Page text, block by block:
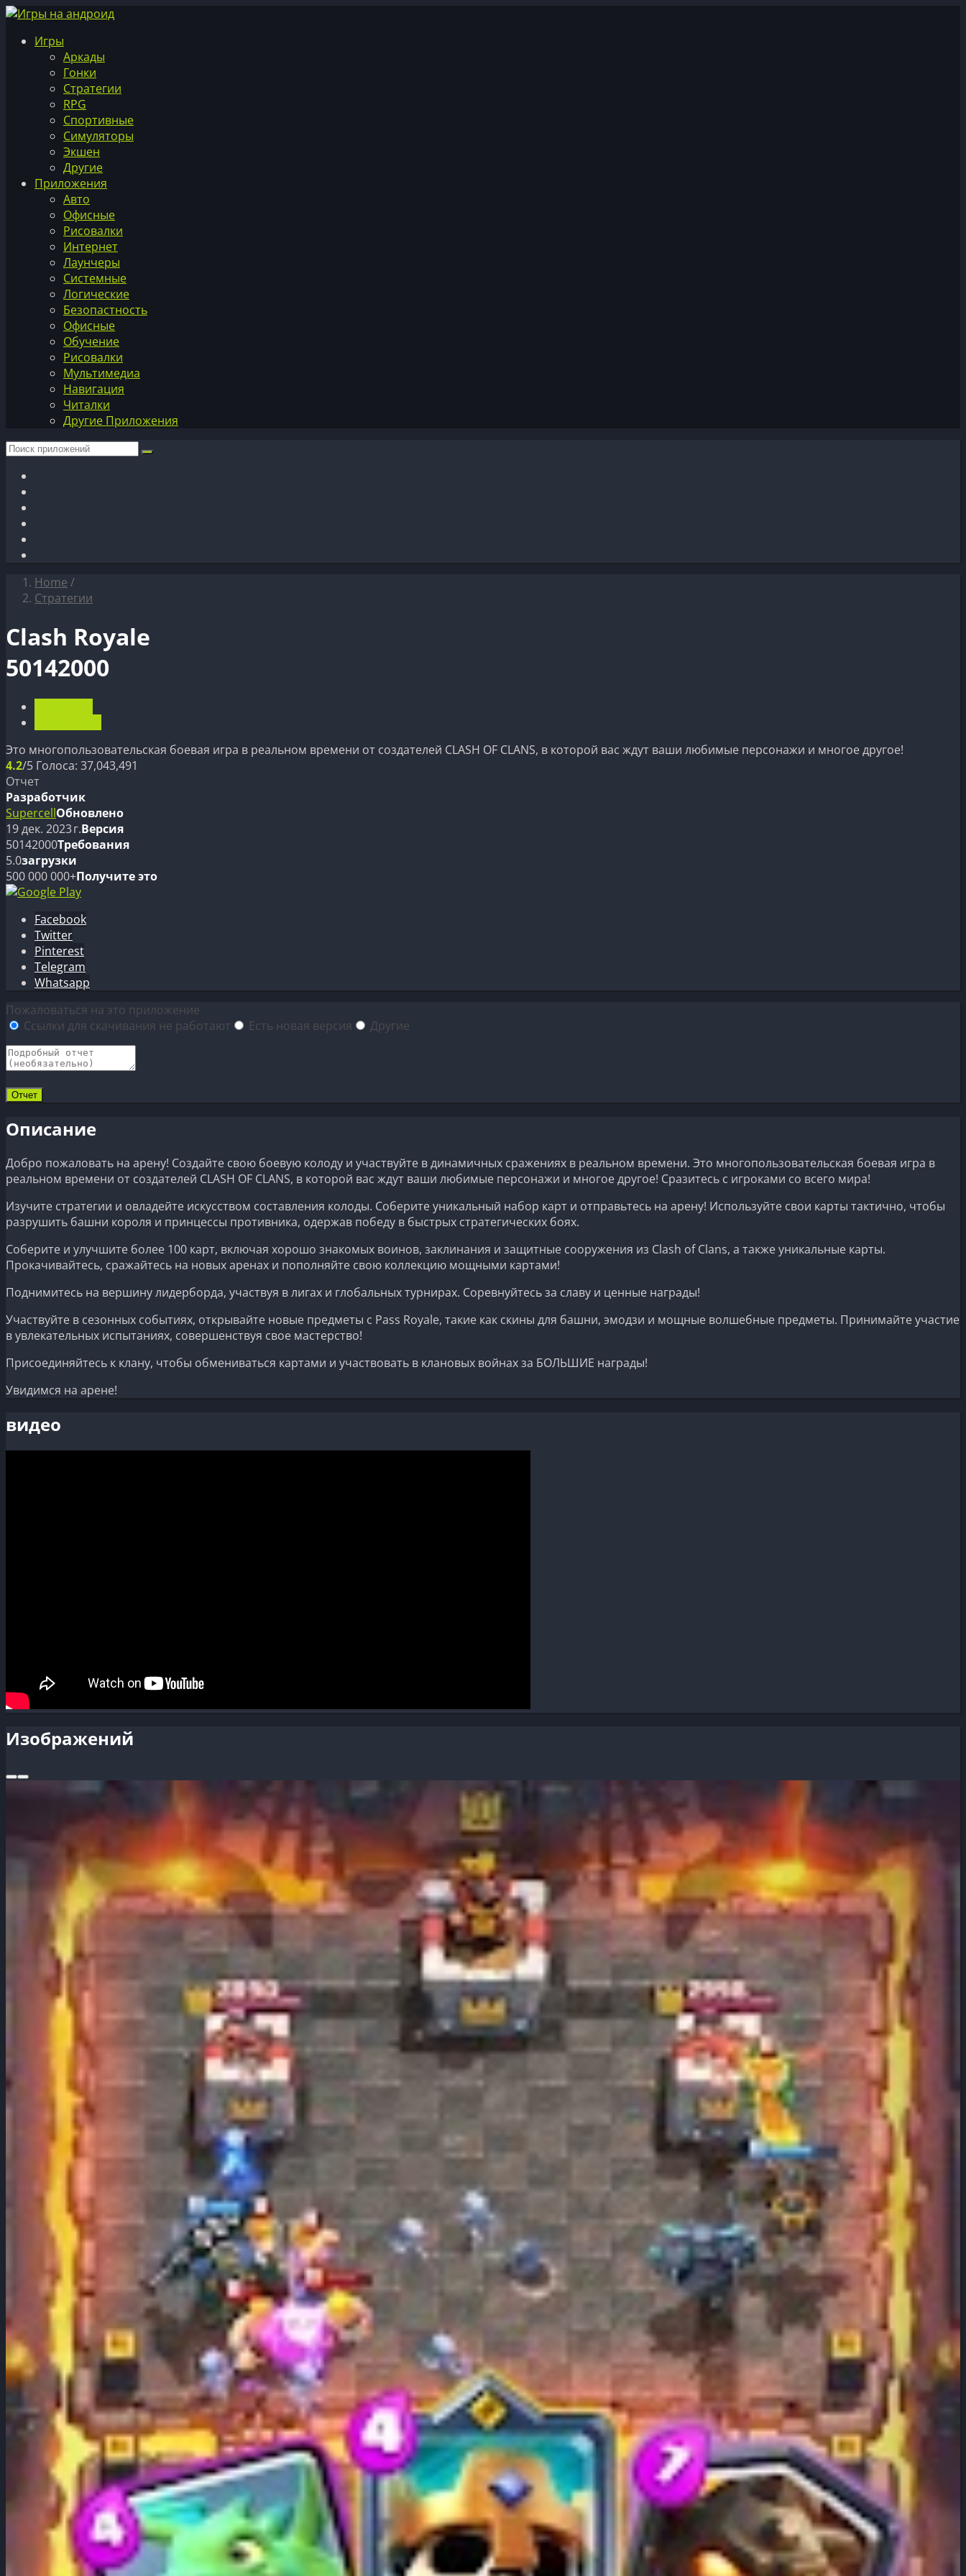
Игры
Аркады
Гонки
Стратегии
RPG
Спортивные
Симуляторы
Экшен
Другие
Приложения
Авто
Офисные
Рисовалки
Интернет
Лаунчеры
Системные
Логические
Безопастность
Офисные
Обучение
Рисовалки
Мультимедиа
Навигация
Читалки
Другие Приложения
Home /
Стратегии
Clash Royale
50142000
Это многопользовательская боевая игра в реальном времени от создателей CLASH OF CLANS, в которой вас ждут ваши любимые персонажи и многое другое!
4.2/5 Голоса: 37,043,491
Отчет
Разработчик
SupercellОбновлено
19 дек. 2023 г.Версия
50142000Требования
5.0загрузки
500 000 000+Получите это
Facebook
Twitter
Pinterest
Telegram
Whatsapp
Пожаловаться на это приложение
Ссылки для скачивания не работают
Есть новая версия Другие
Описание
Добро пожаловать на арену! Создайте свою боевую колоду и участвуйте в динамичных сражениях в реальном времени. Это многопользовательская боевая игра в
реальном времени от создателей CLASH OF CLANS, в которой вас ждут ваши любимые персонажи и многое другое! Сразитесь с игроками со всего мира!
Изучите стратегии и овладейте искусством составления колоды. Соберите уникальный набор карт и отправьтесь на арену! Используйте свои карты тактично, чтобы
разрушить башни короля и принцессы противника, одержав победу в быстрых стратегических боях.
Соберите и улучшите более 100 карт, включая хорошо знакомых воинов, заклинания и защитные сооружения из Clash of Clans, а также уникальные карты.
Прокачивайтесь, сражайтесь на новых аренах и пополняйте свою коллекцию мощными картами!
Поднимитесь на вершину лидерборда, участвуя в лигах и глобальных турнирах. Соревнуйтесь за славу и ценные награды!
Участвуйте в сезонных событиях, открывайте новые предметы с Pass Royale, такие как скины для башни, эмодзи и мощные волшебные предметы. Принимайте участие
в увлекательных испытаниях, совершенствуя свое мастерство!
Присоединяйтесь к клану, чтобы обмениваться картами и участвовать в клановых войнах за БОЛЬШИЕ награды!
Увидимся на арене!
видео
Изображений